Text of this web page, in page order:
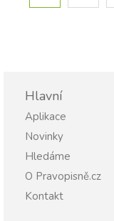
Hlavní
Aplikace
Novinky
Hledáme
O Pravopisně.cz
Kontakt